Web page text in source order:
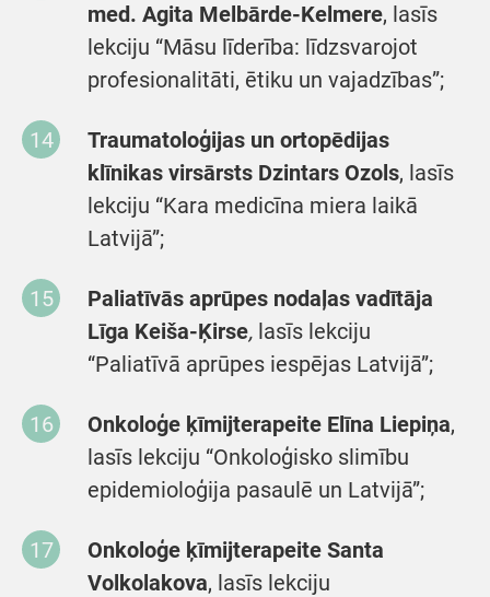
med. Agita Melbārde-Kelmere, lasīs
lekciju “Māsu līderība: līdzsvarojot
profesionalitāti, ētiku un vajadzības”;
Traumatoloģijas un ortopēdijas
klīnikas virsārsts Dzintars Ozols, lasīs
lekciju “Kara medicīna miera laikā
Latvijā”;
Paliatīvās aprūpes nodaļas vadītāja
Līga Keiša-Ķirse, lasīs lekciju
“Paliatīvā aprūpes iespējas Latvijā”;
Onkoloģe ķīmijterapeite Elīna Liepiņa,
lasīs lekciju “Onkoloģisko slimību
epidemioloģija pasaulē un Latvijā”;
Onkoloģe ķīmijterapeite Santa
Volkolakova, lasīs lekciju